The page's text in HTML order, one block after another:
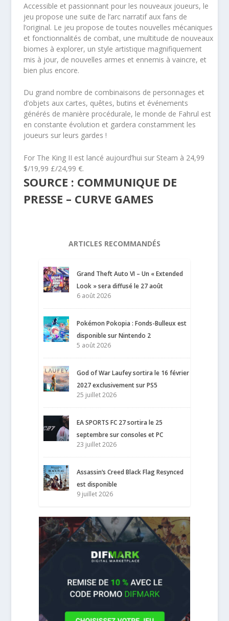
Accessible et passionnant pour les nouveaux joueurs, le
jeu propose une suite de l’arc narratif aux fans de
l’original. Le jeu propose de toutes nouvelles mécaniques
et fonctionnalités de combat, une multitude de nouveaux
biomes à explorer, un style artistique magnifiquement
mis à jour, de nouvelles armes et ennemis à vaincre, et
bien plus encore.
Du grand nombre de combinaisons de personnages et
d’objets aux cartes, quêtes, butins et événements
générés de manière procédurale, le monde de Fahrul est
en constante évolution et gardera constamment les
joueurs sur leurs gardes !
For The King II est lancé aujourd’hui sur Steam à 24,99
$/19,99 £/24,99 €.
SOURCE : COMMUNIQUE DE
PRESSE – CURVE GAMES
ARTICLES RECOMMANDÉS
Grand Theft Auto VI – Un « Extended
Look » sera diffusé le 27 août
6 août 2026
Pokémon Pokopia : Fonds-Bulleux est
disponible sur Nintendo 2
5 août 2026
God of War Laufey sortira le 16 février
2027 exclusivement sur PS5
25 juillet 2026
EA SPORTS FC 27 sortira le 25
septembre sur consoles et PC
23 juillet 2026
Assassin’s Creed Black Flag Resynced
est disponible
9 juillet 2026